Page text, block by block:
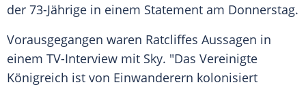
der 73-Jährige in einem Statement am Donnerstag.
Vorausgegangen waren Ratcliffes Aussagen in
einem TV-Interview mit Sky. "Das Vereinigte
Königreich ist von Einwanderern kolonisiert